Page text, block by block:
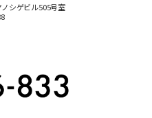
シゲビル505号室